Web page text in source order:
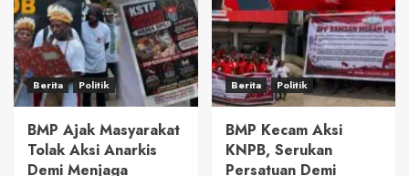
Berita Politik
BMP Ajak Masyarakat
Tolak Aksi Anarkis
Demi Menjaga
Berita Politik
BMP Kecam Aksi
KNPB, Serukan
Persatuan Demi